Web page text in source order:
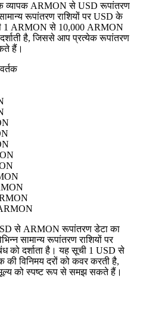
व्यापक ARMON से USD रूपांतरण
रूपांतरण राशियों पर USD के
1 ARMON से 10,000 ARMON
है, जिससे आप प्रत्येक रूपांतरण
हैं।
से ARMON रूपांतरण डेटा का
सामान्य रूपांतरण राशियों पर
दर्शाता है। यह सूची 1 USD से
विनिमय दरों को कवर करती है,
को स्पष्ट रूप से समझ सकते हैं।